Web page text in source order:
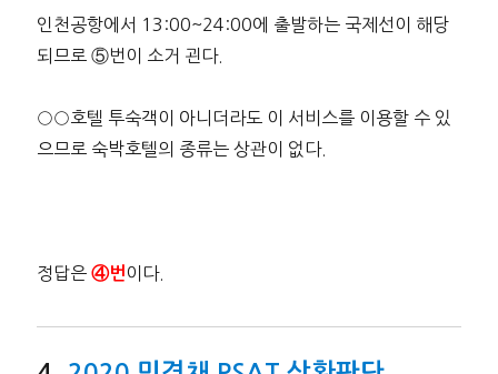
인천공항에서 13:00~24:00에 출발하는 국제선이 해당
되므로 ⑤번이 소거 괸다.
○○호텔 투숙객이 아니더라도 이 서비스를 이용할 수 있
으므로 숙박호텔의 종류는 상관이 없다.
정답은 ④번 이다.